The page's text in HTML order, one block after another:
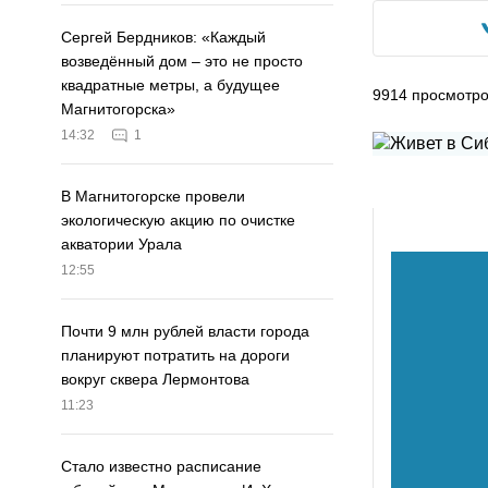
Сергей Бердников: «Каждый
возведённый дом – это не просто
квадратные метры, а будущее
Магнитогорска»
14:32 1
В Магнитогорске провели
экологическую акцию по очистке
акватории Урала
12:55
Почти 9 млн рублей власти города
планируют потратить на дороги
вокруг сквера Лермонтова
11:23
Стало известно расписание
9914